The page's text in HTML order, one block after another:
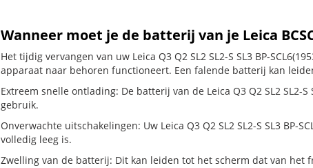
Wanneer moet je de batterij van je Leica
Het tijdig vervangen van uw Leica Q3 Q2 SL2 SL2-S SL3 BP-
apparaat naar behoren functioneert. Een falende batterij kan
Extreem snelle ontlading: De batterij van de Leica Q3 Q2 SL2 SL2-
gebruik.
Onverwachte uitschakelingen: Uw Leica Q3 Q2 SL2 SL2-S SL3 BP-
volledig leeg is.
Zwelling van de batterij: Dit kan leiden tot het scherm dat van het